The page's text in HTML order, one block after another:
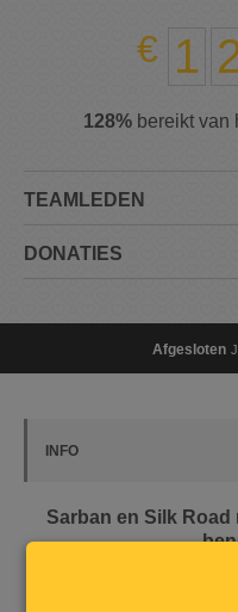
1
128% bereikt van
TEAMLEDEN
DONATIES
Afgesloten
INFO
Sarban en Silk
Je vlucht omdat het
je leert de